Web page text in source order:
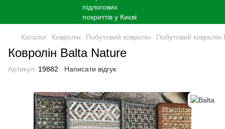
Каталог Ковролін Побутовий ковролін Побутовий ковролін
Ковролін Balta Nature
Артикул: 19882 Написати відгук